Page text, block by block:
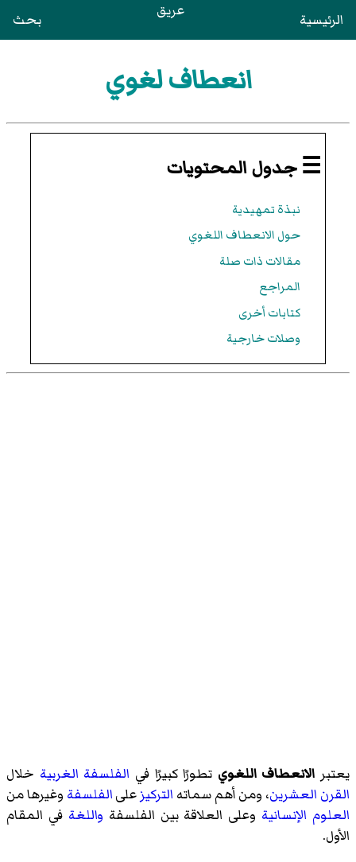
الرئيسية عريق بحث
انعطاف لغوي
☰ جدول المحتويات
نبذة تمهيدية
حول الانعطاف اللغوي
مقالات ذات صلة
المراجع
كتابات أخرى
وصلات خارجية
يعتبر الانعطاف اللغوي تطورًا كبيرًا في الفلسفة الغربية خلال
القرن العشرين، ومن أهم سماته التركيزعلىالفلسفة وغيرها من
العلوم الإنسانية وعلى العلاقة بين الفلسفة واللغة في المقام
الأول.